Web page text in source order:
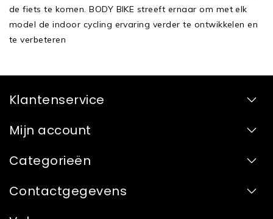
de fiets te komen. BODY BIKE streeft ernaar om met elk
model de indoor cycling ervaring verder te ontwikkelen en
te verbeteren
Klantenservice
Mijn account
Categorieën
Contactgegevens